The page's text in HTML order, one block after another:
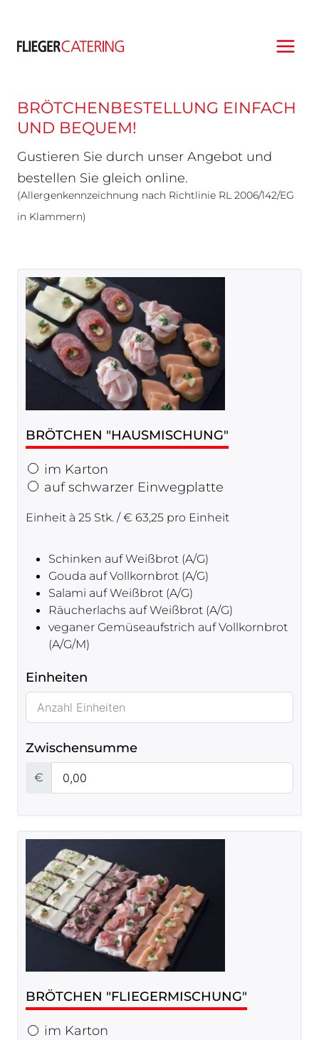
springen
BRÖTCHEN­BESTELLUNG EINFACH
UND BEQUEM!
Gustieren Sie durch unser Angebot und
bestellen Sie gleich online.
(Allergenkennzeichnung nach Richtlinie RL 2006/142/EG
in Klammern)
BRÖTCHEN "HAUSMISCHUNG"
im Karton
auf schwarzer Einwegplatte
Einheit à 25 Stk. / € 63,25 pro Einheit
Schinken auf Weißbrot (A/G)
Gouda auf Vollkornbrot (A/G)
Salami auf Weißbrot (A/G)
Räucherlachs auf Weißbrot (A/G)
veganer Gemüseaufstrich auf Vollkornbrot
(A/G/M)
Einheiten
Zwischensumme
€
BRÖTCHEN "FLIEGERMISCHUNG"
im Karton